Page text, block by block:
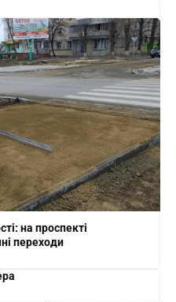
на проспекті
переходи